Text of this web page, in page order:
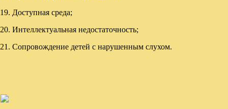
19. Доступная среда;
20. Интеллектуальная недостаточность;
21. Сопровождение детей с нарушенным слухом.